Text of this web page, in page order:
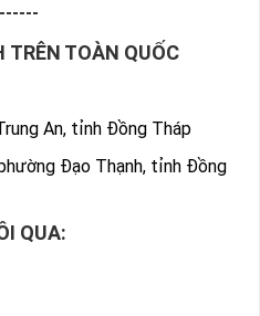
TRÊN TOÀN QUỐC
An, tỉnh Đồng Tháp
Đạo Thạnh, tỉnh Đồng
QUA: